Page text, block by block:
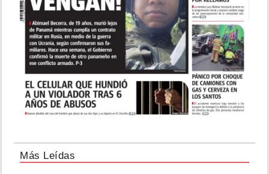
Más Leídas